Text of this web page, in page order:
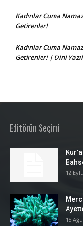
Kadınlar Cuma
Getirenler!
Kadınlar Cuma
Getirenler! | Dini
Editörün Seçimi
12
15